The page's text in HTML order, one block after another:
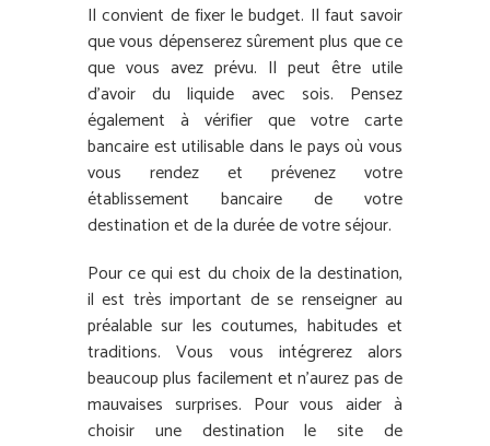
Il convient de fixer le budget. Il faut savoir
que vous dépenserez sûrement plus que ce
que vous avez prévu. Il peut être utile
d’avoir du liquide avec sois. Pensez
également à vérifier que votre carte
bancaire est utilisable dans le pays où vous
vous rendez et prévenez votre
établissement bancaire de votre
destination et de la durée de votre séjour.
Pour ce qui est du choix de la destination,
il est très important de se renseigner au
préalable sur les coutumes, habitudes et
traditions. Vous vous intégrerez alors
beaucoup plus facilement et n’aurez pas de
mauvaises surprises. Pour vous aider à
choisir une destination le site de